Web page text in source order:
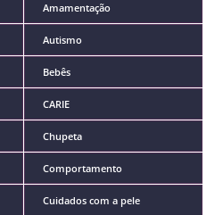
Amamentação
Autismo
Bebês
CARIE
Chupeta
Comportamento
Cuidados com a pele